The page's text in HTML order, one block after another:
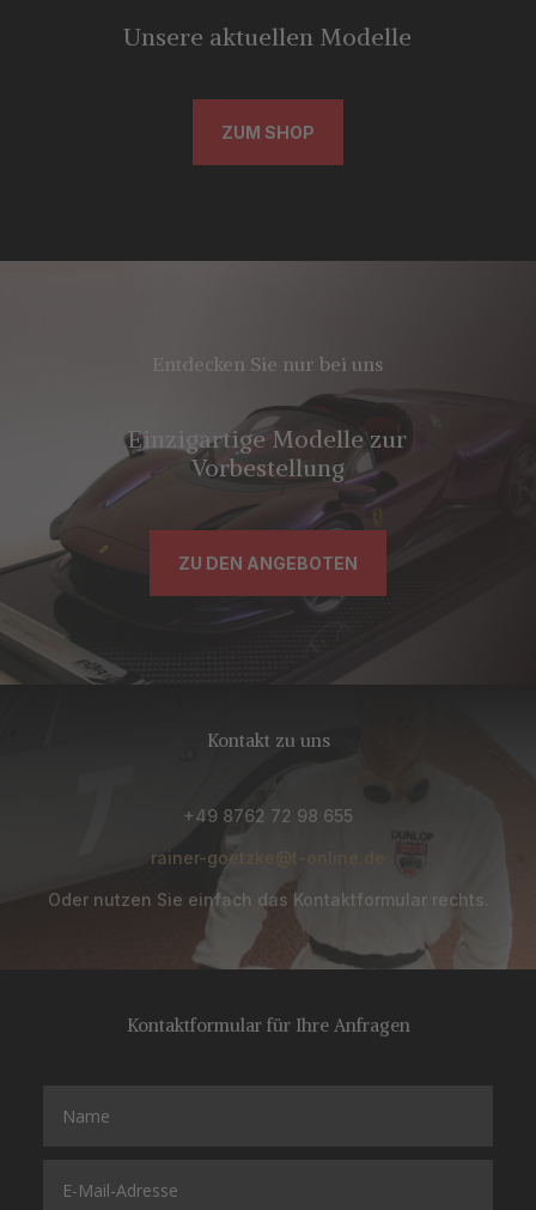
Unsere aktuellen Modelle
ZUM SHOP
Entdecken Sie nur bei uns
Einzigartige Modelle zur
Vorbestellung
ZU DEN ANGEBOTEN
Kontakt zu uns
+49 8762 72 98 655
rainer-goetzke@t-online.de
Oder nutzen Sie einfach das Kontaktformular rechts.
Kontaktformular für Ihre Anfragen